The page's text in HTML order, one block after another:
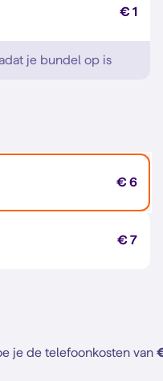
€ 1
je bundel op is
€ 6
€ 7
je de telefoonkosten van